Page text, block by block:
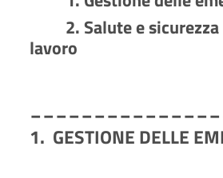
2. Salute e sicurezza
lavoro
1. GESTIONE DELLE